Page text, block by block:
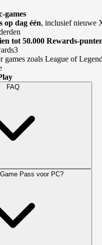
games
op dag één, inclusief nieuwe
tot 50.000 Rewards-
games zoals League of
FAQ
Pass voor PC?